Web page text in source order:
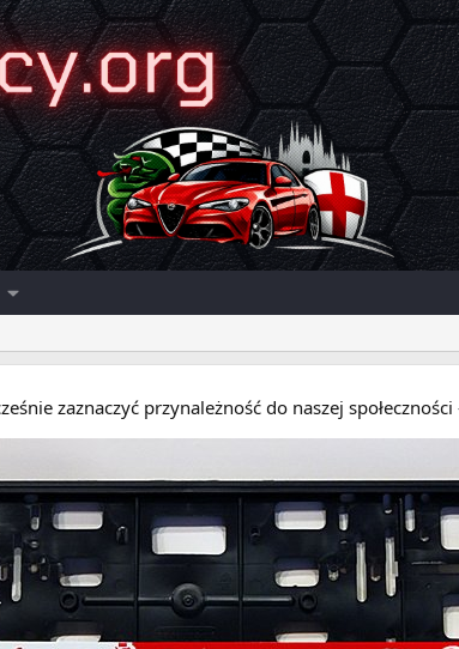
zaznaczyć przynależność do naszej